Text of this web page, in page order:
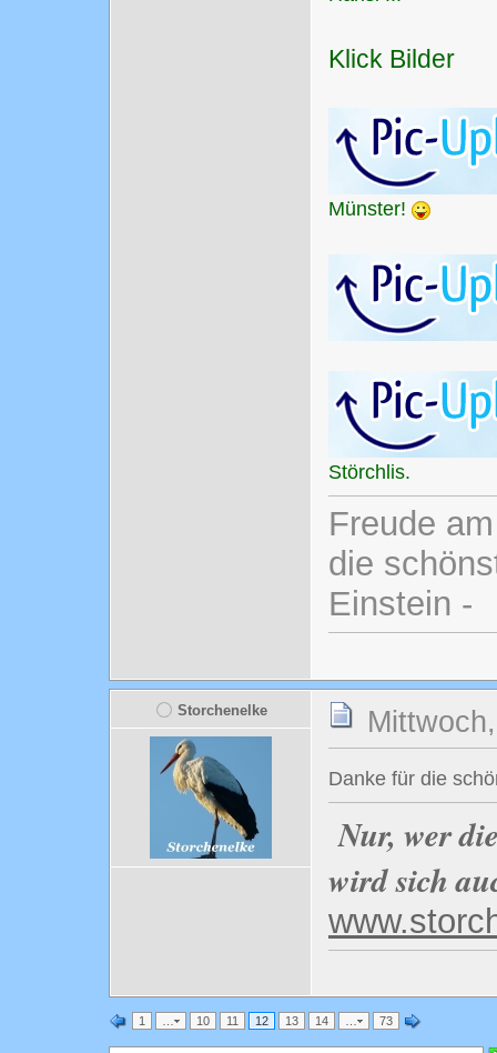
Klick Bilder
Münster!
Störchlis.
Freude
die
Einstein -
Storchenelke
Danke für die
Nur, wer
wird sich
1 10 11 12 13 14 73